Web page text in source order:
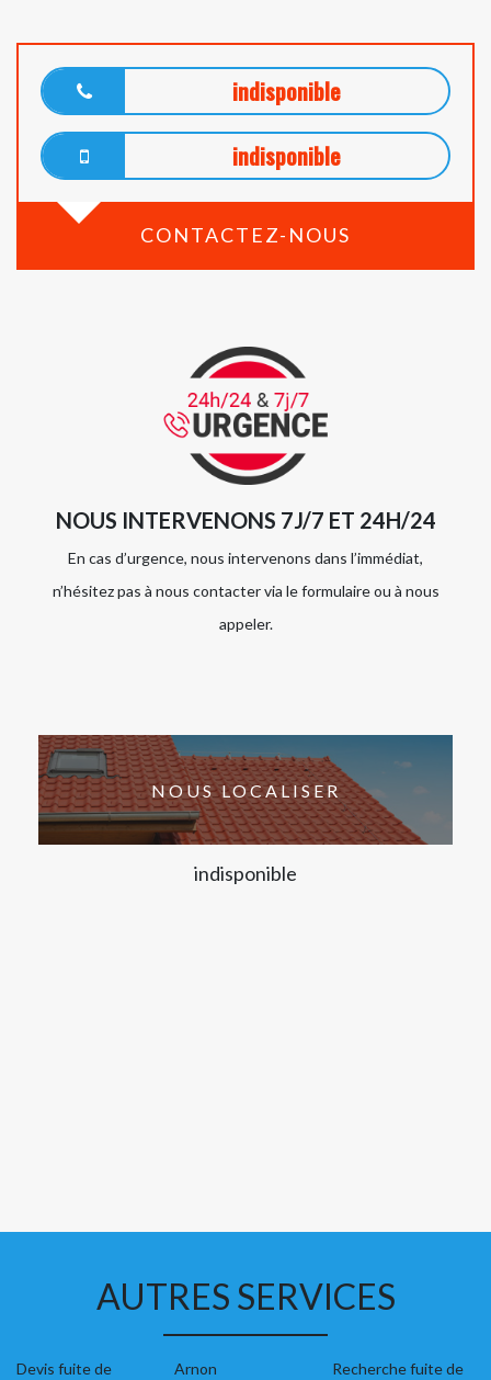
indisponible
indisponible
CONTACTEZ-NOUS
NOUS INTERVENONS 7J/7 ET 24H/24
En cas d’urgence, nous intervenons dans l’immédiat,
n’hésitez pas à nous contacter via le formulaire ou à nous
appeler.
NOUS LOCALISER
indisponible
AUTRES SERVICES
Devis fuite de
Arnon
Recherche fuite de